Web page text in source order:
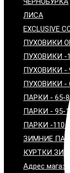
ЛИСА
EXCLUSIVE
ПУХОВИКИ
ПУХОВИКИ -
ПУХОВИКИ -
ПУХОВИКИ -
ПАРКИ - 65-
ПАРКИ - 95-
ПАРКИ -110-
ЗИМНИЕ
КУРТКИ
Адрес